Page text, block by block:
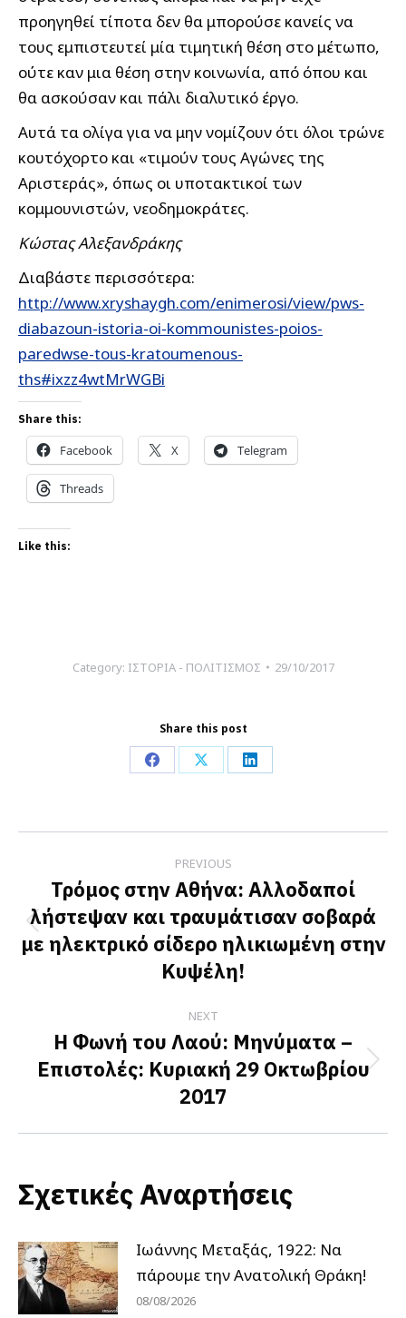
προηγηθεί τίποτα δεν θα μπορούσε κανείς να
τους εμπιστευτεί μία τιμητική θέση στο μέτωπο,
ούτε καν μια θέση στην κοινωνία, από όπου και
θα ασκούσαν και πάλι διαλυτικό έργο.
Αυτά τα ολίγα για να μην νομίζουν ότι όλοι τρώνε
κουτόχορτο και «τιμούν τους Αγώνες της
Αριστεράς», όπως οι υποτακτικοί των
κομμουνιστών, νεοδημοκράτες.
Κώστας Αλεξανδράκης
Διαβάστε περισσότερα:
http://www.xryshaygh.com/enimerosi/view/pws-
diabazoun-istoria-oi-kommounistes-poios-
paredwse-tous-kratoumenous-
ths#ixzz4wtMrWGBi
Share this:
Facebook X Telegram
Threads
Like this:
Category: ΙΣΤΟΡΙΑ - ΠΟΛΙΤΙΣΜΟΣ 29/10/2017
Share this post
Share
Facebook
Share
X
Share
LinkedIn
navigation
PREVIOUS
Previous
post:
Τρόμος στην Αθήνα: Αλλοδαποί
λήστεψαν και τραυμάτισαν σοβαρά
με ηλεκτρικό σίδερο ηλικιωμένη στην
Κυψέλη!
NEXT
Next
post:
Η Φωνή του Λαού: Μηνύματα –
Επιστολές: Kυριακή 29 Οκτωβρίου
2017
Σχετικές Αναρτήσεις
Ιωάννης Μεταξάς, 1922: Να
πάρουμε την Ανατολική Θράκη!
08/08/2026